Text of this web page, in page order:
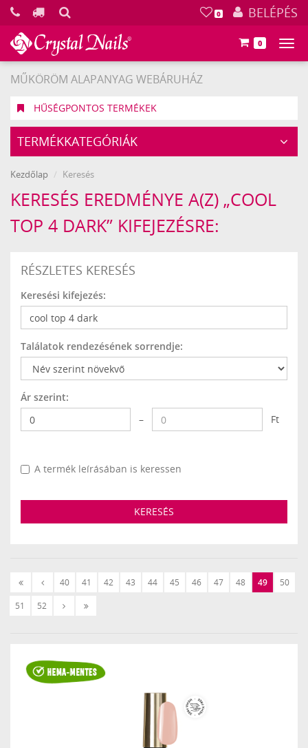
0 BELÉPÉS
0
MŰKÖRÖM ALAPANYAG WEBÁRUHÁZ
HŰSÉGPONTOS TERMÉKEK
TERMÉKKATEGÓRIÁK
Kezdőlap Keresés
KERESÉS EREDMÉNYE A(Z) „COOL
TOP 4 DARK” KIFEJEZÉSRE:
RÉSZLETES KERESÉS
Keresési kifejezés:
Találatok rendezésének sorrendje:
Ár szerint:
–
Ft
A termék leírásában is keressen
KERESÉS
«
‹
40 41 42 43 44 45 46 47 48 49
50
51
52
KövetkezőUtolsó